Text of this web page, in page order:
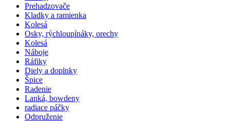
Prehadzovače
Kladky a ramienka
Kolesá
Osky, rýchloupínáky, orechy
Kolesá
Náboje
Ráfiky
Diely a doplnky
Špice
Radenie
Lanká, bowdeny
radiace páčky
Odpruženie